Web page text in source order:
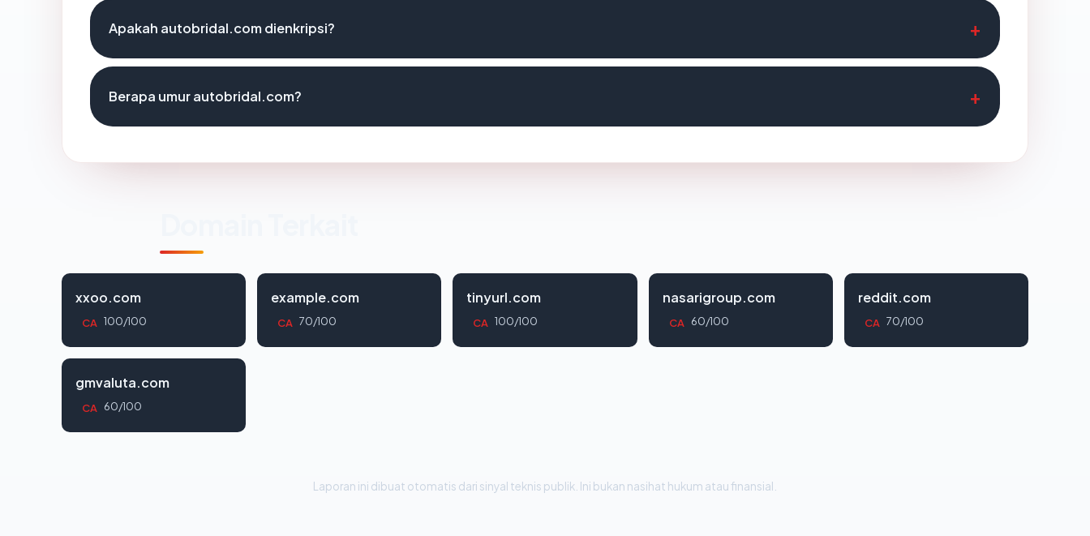
Apakah autobridal.com dienkripsi?
Berapa umur autobridal.com?
xxoo.com
CA 100/100
example.com
CA 70/100
tinyurl.com
CA 100/100
nasarigroup.com
CA 60/100
reddit.com
CA 70/100
gmvaluta.com
CA 60/100
Laporan ini dibuat otomatis dari sinyal teknis publik. Ini bukan nasihat hukum atau finansial.